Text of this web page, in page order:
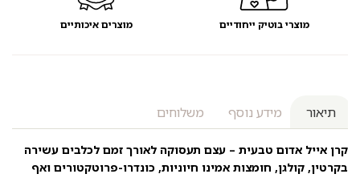
תיאור מידע נוסף משלוחים
קרן אייל אדום טבעית – עצם תעסוקה לאורך זמם לכלבים עשירה
בקרטין, קולגן, חומצות אמינו חיוניות, כונדרו-פרוטקטורים ואף
מוצרי בוטיק ייחודיים מוצרים איכותיים